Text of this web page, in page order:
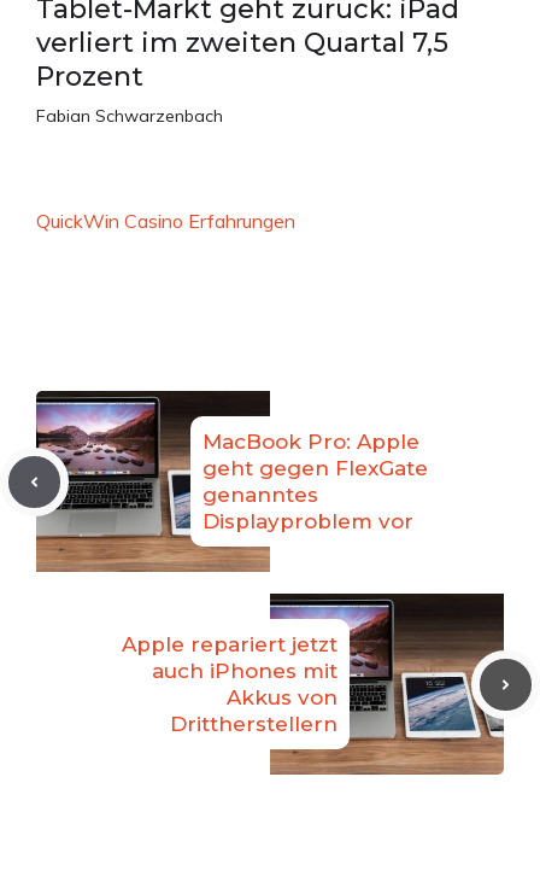
Tablet-Markt geht zurück: iPad
verliert im zweiten Quartal 7,5
Prozent
Fabian Schwarzenbach
QuickWin Casino Erfahrungen
MacBook Pro: Apple
geht gegen FlexGate
genanntes
Displayproblem vor
Apple repariert jetzt
auch iPhones mit
Akkus von
Drittherstellern